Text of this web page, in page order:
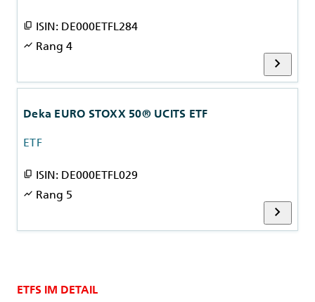
content_copy ISIN: DE000ETFL284
show_chart Rang 4
chevron_right
Deka EURO STOXX 50® UCITS ETF
ETF
content_copy ISIN: DE000ETFL029
show_chart Rang 5
chevron_right
ETFS IM DETAIL